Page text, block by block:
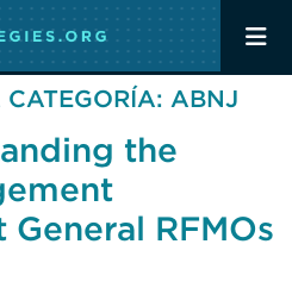
ABNJ
the
RFMOs